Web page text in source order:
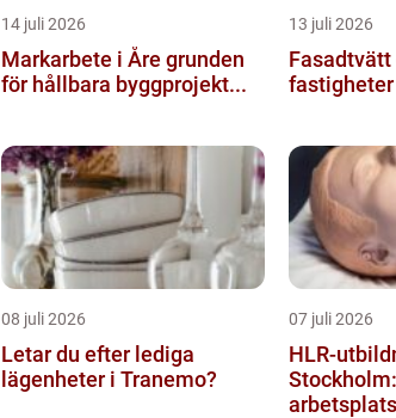
14 juli 2026
Markarbete i Åre grunden
för hållbara byggprojekt...
13 juli 2026
Fasadtvätt
08 juli 2026
Letar du efter lediga
lägenheter i Tranemo?
07 juli 2026
HLR-